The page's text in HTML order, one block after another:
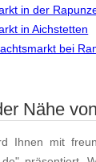
in der
in Aichstetten
bei
Nähe
Ihnen mit